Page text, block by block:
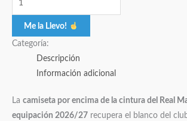
Me la Llevo!
Categoría:
Descripción
Información adicional
La camiseta por encima de la cintura del Real
equipación 2026/27 recupera el blanco del